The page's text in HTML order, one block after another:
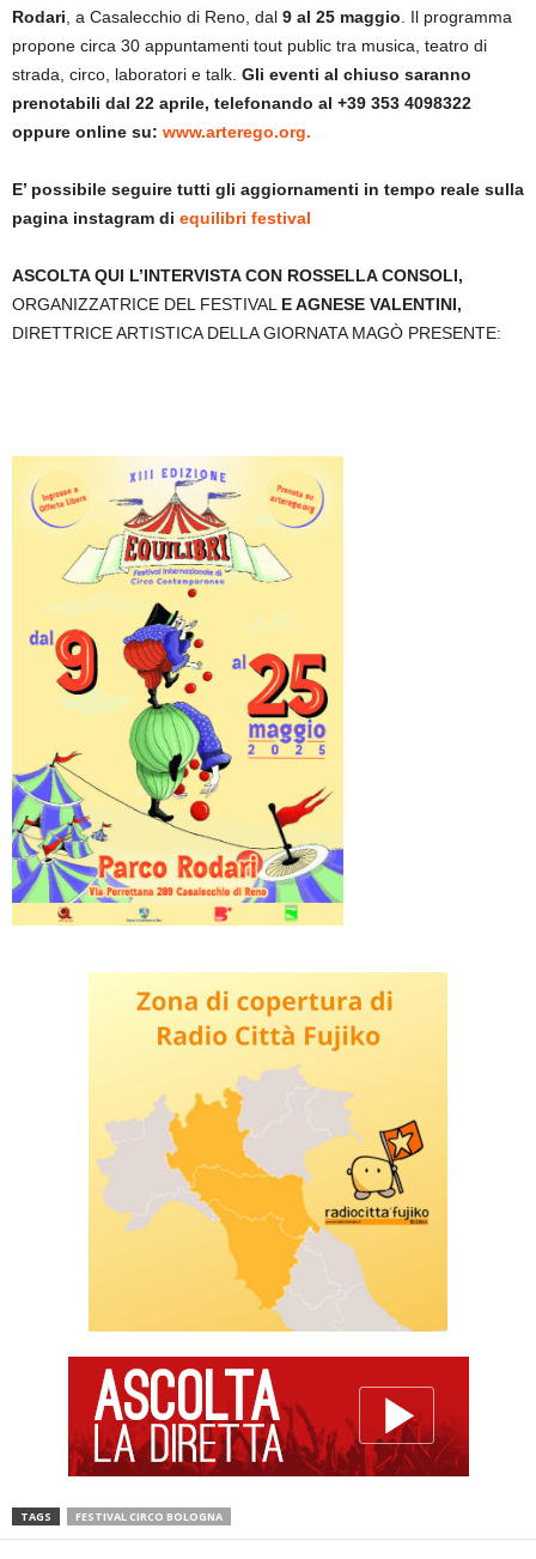
Rodari, a Casalecchio di Reno, dal 9 al 25 maggio. Il programma
propone circa 30 appuntamenti tout public tra musica, teatro di
strada, circo, laboratori e talk. Gli eventi al chiuso saranno
prenotabili dal 22 aprile, telefonando al +39 353 4098322
oppure online su: www.arterego.org.
E’ possibile seguire tutti gli aggiornamenti in tempo reale sulla
pagina instagram di equilibri festival
ASCOLTA QUI L’INTERVISTA CON ROSSELLA CONSOLI,
ORGANIZZATRICE DEL FESTIVAL E AGNESE VALENTINI,
DIRETTRICE ARTISTICA DELLA GIORNATA MAGÒ PRESENTE:
TAGS FESTIVAL CIRCO BOLOGNA